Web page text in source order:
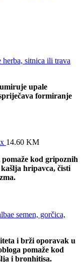
sitnica ili trava
upale
formiranje
14.60 KM
kod gripoznih
hripavca, čisti
semen, gorčica,
i brži oporavak u
pomaže kod
i bronhitisa.